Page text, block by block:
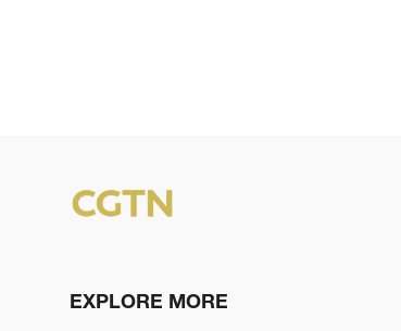
EXPLORE MORE